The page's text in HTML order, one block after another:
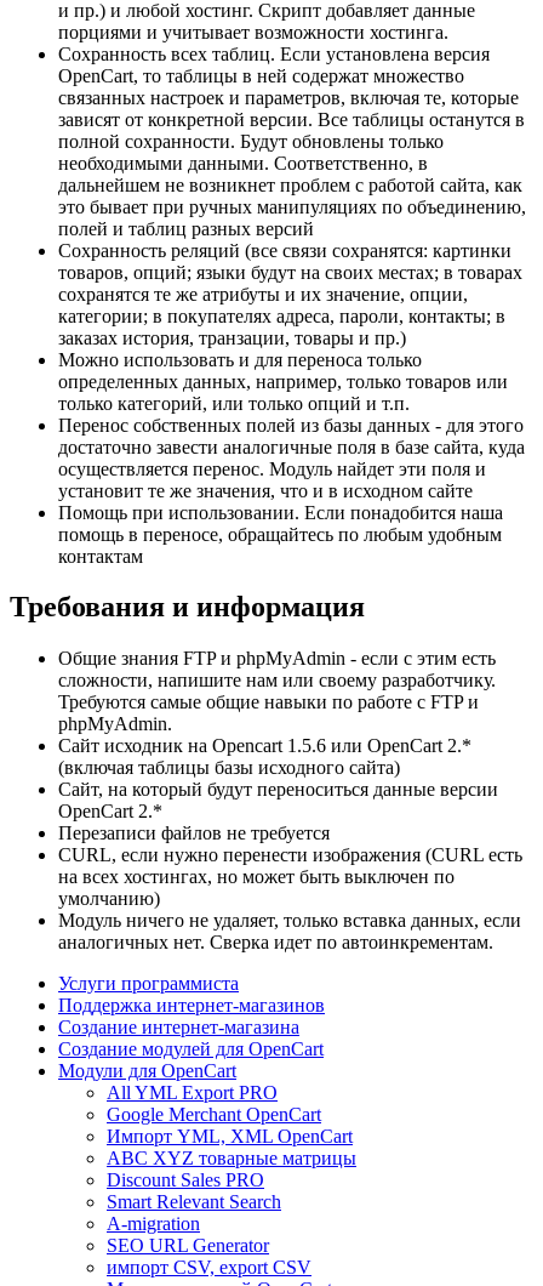
и пр.) и любой хостинг. Скрипт добавляет данные
порциями и учитывает возможности хостинга.
Сохранность всех таблиц. Если установлена версия
OpenCart, то таблицы в ней содержат множество
связанных настроек и параметров, включая те, которые
зависят от конкретной версии. Все таблицы останутся в
полной сохранности. Будут обновлены только
необходимыми данными. Соответственно, в
дальнейшем не возникнет проблем с работой сайта, как
это бывает при ручных манипуляциях по объединению,
полей и таблиц разных версий
Сохранность реляций (все связи сохранятся: картинки
товаров, опций; языки будут на своих местах; в товарах
сохранятся те же атрибуты и их значение, опции,
категории; в покупателях адреса, пароли, контакты; в
заказах история, транзации, товары и пр.)
Можно использовать и для переноса только
определенных данных, например, только товаров или
только категорий, или только опций и т.п.
Перенос собственных полей из базы данных - для этого
достаточно завести аналогичные поля в базе сайта, куда
осуществляется перенос. Модуль найдет эти поля и
установит те же значения, что и в исходном сайте
Помощь при использовании. Если понадобится наша
помощь в переносе, обращайтесь по любым удобным
контактам
Требования и информация
Общие знания FTP и phpMyAdmin - если с этим есть
сложности, напишите нам или своему разработчику.
Требуются самые общие навыки по работе с FTP и
phpMyAdmin.
Сайт исходник на Opencart 1.5.6 или OpenCart 2.*
(включая таблицы базы исходного сайта)
Сайт, на который будут переноситься данные версии
OpenCart 2.*
Перезаписи файлов не требуется
CURL, если нужно перенести изображения (CURL есть
на всех хостингах, но может быть выключен по
умолчанию)
Модуль ничего не удаляет, только вставка данных, если
аналогичных нет. Сверка идет по автоинкрементам.
Услуги программиста
Поддержка интернет-магазинов
Создание интернет-магазина
Создание модулей для OpenCart
Модули для OpenCart
All YML Export PRO
Google Merchant OpenCart
Импорт YML, XML OpenCart
ABC XYZ товарные матрицы
Discount Sales PRO
Smart Relevant Search
A-migration
SEO URL Generator
импорт CSV, export CSV